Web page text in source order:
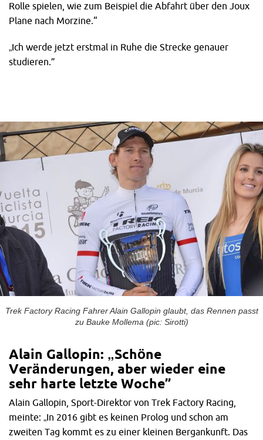
Rolle spielen, wie zum Beispiel die Abfahrt über den Joux
Plane nach Morzine.“
„Ich werde jetzt erstmal in Ruhe die Strecke genauer
studieren.”
Trek Factory Racing Fahrer Alain Gallopin glaubt, das Rennen passt
zu Bauke Mollema (pic: Sirotti)
Alain Gallopin: „Schöne
Veränderungen, aber wieder eine
sehr harte letzte Woche”
Alain Gallopin, Sport-Direktor von Trek Factory Racing,
meinte: „In 2016 gibt es keinen Prolog und schon am
zweiten Tag kommt es zu einer kleinen Bergankunft. Das